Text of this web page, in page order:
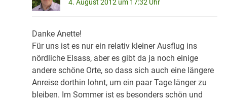
4. August 2012 um 17:32 Uhr
Danke Anette!
Für uns ist es nur ein relativ kleiner Ausflug ins
nördliche Elsass, aber es gibt da ja noch einige
andere schöne Orte, so dass sich auch eine längere
Anreise dorthin lohnt, um ein paar Tage länger zu
bleiben. Im Sommer ist es besonders schön und